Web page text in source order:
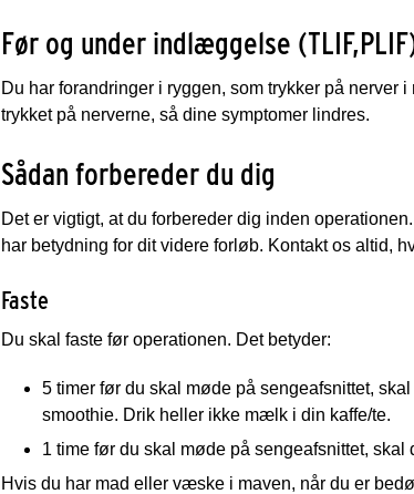
Før og under indlæggelse
Du har forandringer i ryggen, som trykker på nerver
trykket på nerverne, så dine symptomer lindres.
Sådan forbereder du dig
Det er vigtigt, at du forbereder dig inden
har betydning for dit videre forløb. Kontakt os altid,
Faste
Du skal faste før operationen. Det betyder:
5 timer før du skal møde på sengeafsnittet,
smoothie. Drik heller ikke mælk i din kaffe/te.
1 time før du skal møde på sengeafsnittet,
Hvis du har mad eller væske i maven, når du er